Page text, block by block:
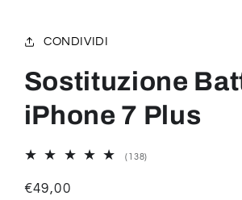
1
in
modale
CONDIVIDI
Sostituzione
iPhone 7 Plus
(138)
Prezzo
€49,00